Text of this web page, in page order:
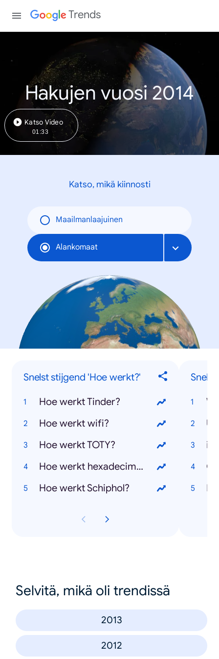
Trends
Hakujen vuosi 2014
Katso Video
01:33
Katso, mikä kiinnosti
Maailmanlaajuinen
Alankomaat
Snelst stijgend 'Hoe werkt?'
Hoe werkt Tinder?
Hoe werkt wifi?
Hoe werkt TOTY?
Hoe werkt hexadecimaal?
Hoe werkt Schiphol?
Selvitä, mikä oli trendissä
2013
2012